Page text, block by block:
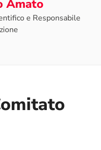
Amato
e Responsabile